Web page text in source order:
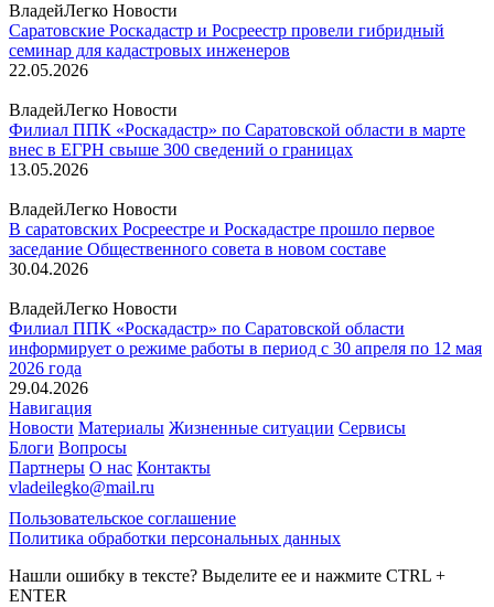
ВладейЛегко Новости
Саратовские Роскадастр и Росреестр провели гибридный
семинар для кадастровых инженеров
22.05.2026
ВладейЛегко Новости
Филиал ППК «Роскадастр» по Саратовской области в марте
внес в ЕГРН свыше 300 сведений о границах
13.05.2026
ВладейЛегко Новости
В саратовских Росреестре и Роскадастре прошло первое
заседание Общественного совета в новом составе
30.04.2026
ВладейЛегко Новости
Филиал ППК «Роскадастр» по Саратовской области
информирует о режиме работы в период с 30 апреля по 12 мая
2026 года
29.04.2026
Навигация
Новости Материалы Жизненные ситуации Сервисы
Блоги Вопросы
Партнеры О нас Контакты
vladeilegko@mail.ru
Пользовательское соглашение
Политика обработки персональных данных
Нашли ошибку в тексте? Выделите ее и нажмите CTRL +
ENTER